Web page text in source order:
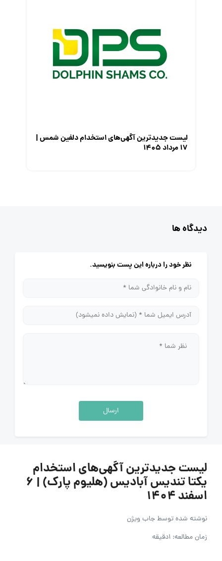
لیست جدیدترین آگهی‌های استخدام دلفین شمس |
۱۷ مرداد ۱۴۰۵
دیدگاه ها
نظر خود را درباره این پست بنویسید.
ارسال
لیست جدیدترین آگهی‌های استخدام
یکتا تندیس آبادیس (هلیوم پارک) | ۶
اسفند ۱۴۰۴
نوشته شده توسطجاب ویژن
زمان مطالعه: 1دقیقه